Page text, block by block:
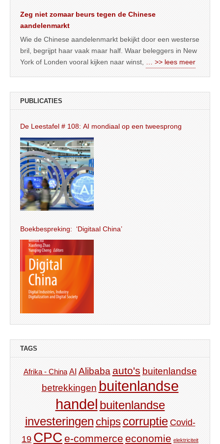
Zeg niet zomaar beurs tegen de Chinese
aandelenmarkt
Wie de Chinese aandelenmarkt bekijkt door een westerse
bril, begrijpt haar vaak maar half. Waar beleggers in New
York of Londen vooral kijken naar winst,
… >> lees meer
PUBLICATIES
De Leestafel # 108: AI mondiaal op een tweesprong
Boekbespreking: ‘Digitaal China’
TAGS
Afrika - China AI Alibaba auto's buitenlandse
betrekkingen buitenlandse
handel buitenlandse
investeringen chips corruptie Covid-
19 CPC e-commerce economie elektriciteit